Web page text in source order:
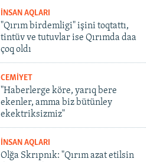
İNSAN AQLARI
"Qırım birdemligi" işini toqtattı,
tintüv ve tutuvlar ise Qırımda daa
çoq oldı
CEMİYET
"Haberlerge köre, yarıq bere
ekenler, amma biz bütünley
ekektriksizmiz"
İNSAN AQLARI
Olğa Skrıpnık: "Qırım azat etilsin